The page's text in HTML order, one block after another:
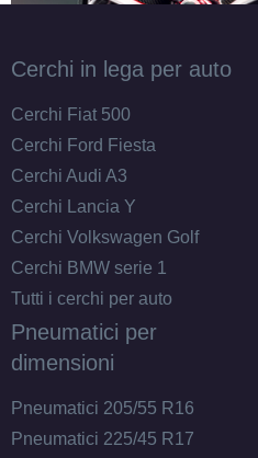
Cerchi in lega per auto
Cerchi Fiat 500
Cerchi Ford Fiesta
Cerchi Audi A3
Cerchi Lancia Y
Cerchi Volkswagen Golf
Cerchi BMW serie 1
Tutti i cerchi per auto
Pneumatici per
dimensioni
Pneumatici 205/55 R16
Pneumatici 225/45 R17